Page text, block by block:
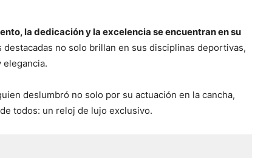
la dedicación y la excelencia se encuentran en su
destacadas no solo brillan en sus disciplinas deportivas,
deslumbró no solo por su actuación en la cancha,
todos: un reloj de lujo exclusivo.